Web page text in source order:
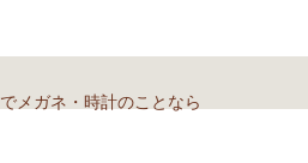
メガネ・時計のことなら